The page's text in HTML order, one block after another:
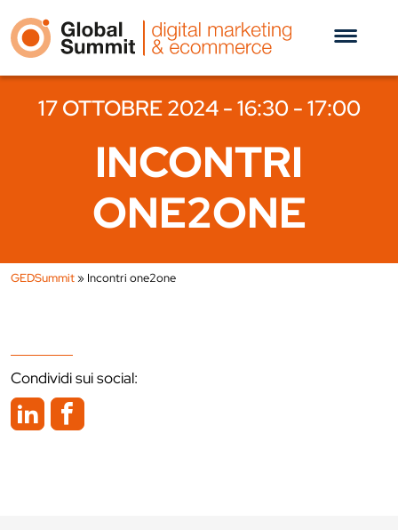
17 OTTOBRE 2024 - 16:30 - 17:00
INCONTRI
ONE2ONE
GEDSummit» Incontri one2one
Condividi sui social: